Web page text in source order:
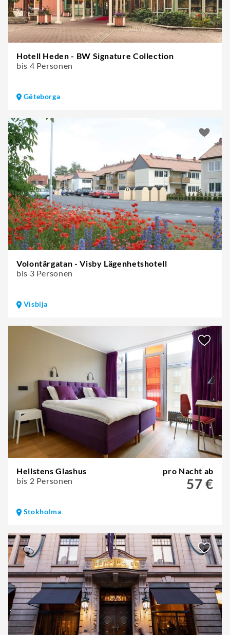
Hotell Heden - BW Signature Collection
bis 4 Personen
Gēteborga
Volontärgatan - Visby Lägenhetshotell
bis 3 Personen
Visbija
Hellstens Glashus
bis 2 Personen
pro Nacht ab
57 €
Stokholma